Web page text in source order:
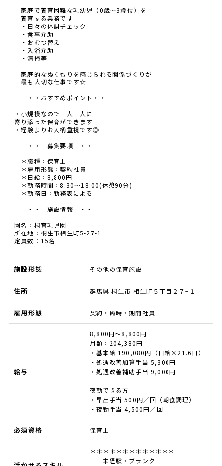
家庭で養育困難な乳幼児（0歳～3歳位）を
養育する業務です
・日々の体調チェック
・食事介助
・おむつ替え
・入浴介助
・清掃等
家庭的なぬくもりを感じられる関係づくりが
最も大切な仕事です☆
・・おすすめポイント・・
・小規模なので一人一人に
寄り添った保育ができます
・経験よりお人柄重視です◎
・・ 募集要項 ・・
＊職種：保育士
＊雇用形態：契約社員
＊日給：8,800円
＊勤務時間：8:30～18:00(休憩90分)
＊勤務日：勤務表による
・・ 施設情報 ・・
園名：桐育乳児園
所在地：桐生市相生町5-27-1
定員数：15名
施設形態 その他の保育施設
住所 群馬県 桐生市 相生町５丁目２７−１
雇用形態 契約・臨時・期間社員
給与
8,800円～8,800円
月額：204,380円
・基本給 190,080円（日給×21.6日）
・処遇改善加算手当 5,300円
・処遇改善補助手当 9,000円
夜勤できる方
・早出手当 500円／回（朝食調理）
・夜勤手当 4,500円／回
必須資格 保育士
＊＊＊＊＊＊＊＊＊＊＊＊＊
未経験・ブランク